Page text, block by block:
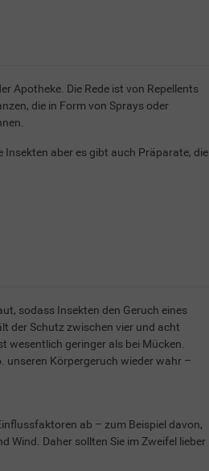
Apotheke. Die Rede ist von Repellents
die in Form von Sprays oder
Insekten aber es gibt auch Präparate, die
sodass Insekten den Geruch eines
der Schutz zwischen vier und acht
wesentlich geringer als bei Mücken.
unseren Körpergeruch wieder wahr –
ab – zum Beispiel davon,
Wind. Daher sollten Sie im Zweifel lieber